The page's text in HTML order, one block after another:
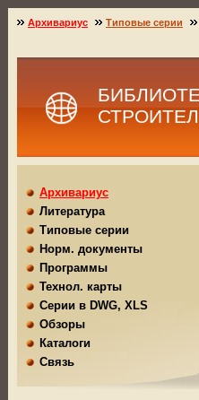
Архивариус Типовые серии
Архивариус
Литература
Типовые серии
Норм. документы
Программы
Технол. карты
Серии в DWG, XLS
Обзоры
Каталоги
Связь